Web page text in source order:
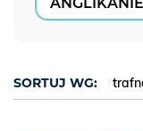
SORTUJ WG: